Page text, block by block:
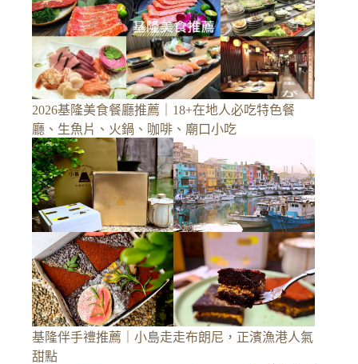
2026基隆美食餐廳推薦｜18+在地人必吃特色餐
廳、生魚片、火鍋、咖啡、廟口小吃
基隆伴手禮推薦｜小島走走布朗尼，正濱漁港人氣
甜點